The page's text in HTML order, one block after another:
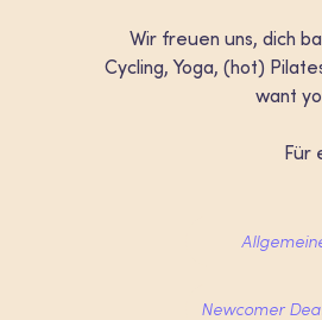
Wir freuen uns, dich
Cycling, Yoga, (hot)
want
Für
Newcomer